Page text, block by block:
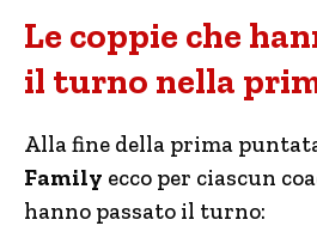
Le coppie che
il turno nella
Alla fine della prima
Family ecco per ciascun
hanno passato il turno: